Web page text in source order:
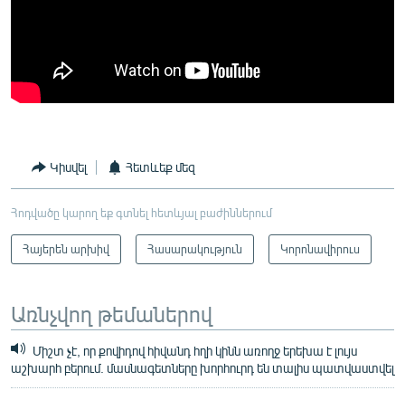
Կիսվել Հետևեք մեզ
Հոդվածը կարող եք գտնել հետևյալ բաժիններում
Հայերեն արխիվ Հասարակություն Կորոնավիրուս
Առնչվող թեմաներով
Միշտ չէ, որ քովիդով հիվանդ հղի կինն առողջ երեխա է լույս
աշխարհ բերում. մասնագետները խորհուրդ են տալիս պատվաստվել